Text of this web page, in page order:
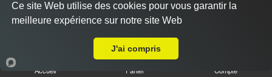
Accueil Panier Compte
Ce site Web utilise des cookies pour vous garantir la
meilleure expérience sur notre site Web
J'ai compris